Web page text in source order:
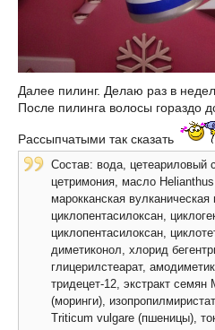
Далее пилинг. Делаю раз в
После пилинга волосы гораздо
Рассыпчатыми так сказать
Состав: вода, цетеариловый
цетримония, масло
марокканская вулканическая
циклопентасилоксан,
циклопентасилоксан,
диметиконол, хлорид
глицерилстеарат,
тридецет-12, экстракт семян
(моринги),
Triticum vulgare (пшеницы),